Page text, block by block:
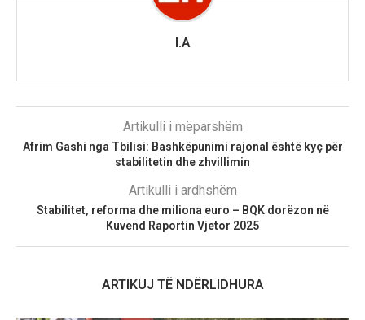
I.A
Artikulli i mëparshëm
Afrim Gashi nga Tbilisi: Bashkëpunimi rajonal është kyç për
stabilitetin dhe zhvillimin
Artikulli i ardhshëm
Stabilitet, reforma dhe miliona euro – BQK dorëzon në
Kuvend Raportin Vjetor 2025
ARTIKUJ TË NDËRLIDHURA